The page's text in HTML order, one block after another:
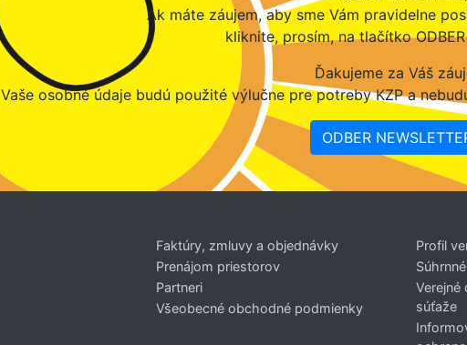
Ak máte záujem, aby sme Vám pravidelne
kliknite, prosím, na tlačítko ODBER
Ďakujeme za Váš
Vaše osobné údaje budú použité výlučne pre potreby KZP a
ODBER
Faktúry, zmluvy a objednávky
Prenájom priestorov
Partneri
Všeobecné obchodné podmienky
Profil
Verejné
súťaže